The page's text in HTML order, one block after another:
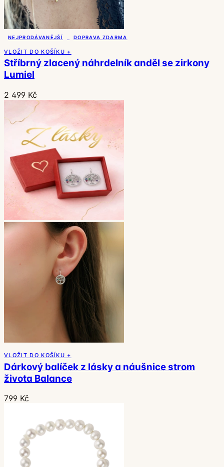
NEJPRODÁVANĚJŠÍ DOPRAVA ZDARMA
VLOŽIT DO KOŠÍKU +
Stříbrný zlacený náhrdelník anděl se zirkony
Lumiel
2 499 Kč
VLOŽIT DO KOŠÍKU +
Dárkový balíček z lásky a náušnice strom
života Balance
799 Kč